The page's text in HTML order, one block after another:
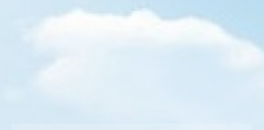
zevkle büzülüşler, haykırışlar, meydan okumalar
hayatı anlamak için değil midir? Neden anlamsız gelir